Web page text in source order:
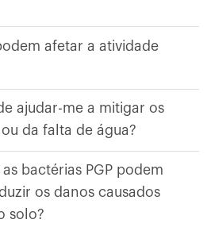
afetar a atividade
ajudar-me a mitigar os
da falta de água?
bactérias PGP podem
os danos causados
solo?